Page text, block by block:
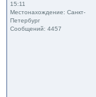
15:11
Местонахождение: Санкт-
Петербург
Сообщений: 4457